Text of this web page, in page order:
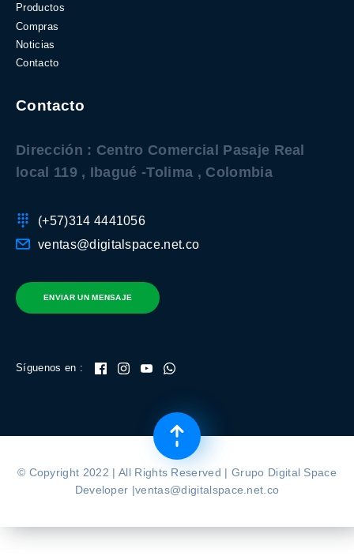
Productos
Compras
Noticias
Contacto
Contacto
Dirección : Centro Comercial Pasaje Real
local 119 , Ibagué -Tolima , Colombia
(+57)314 4441056
ventas@digitalspace.net.co
ENVIAR UN MENSAJE
Síguenos en :
© Copyright 2022 | All Rights Reserved | Grupo Digital Space
Developer |ventas@digitalspace.net.co